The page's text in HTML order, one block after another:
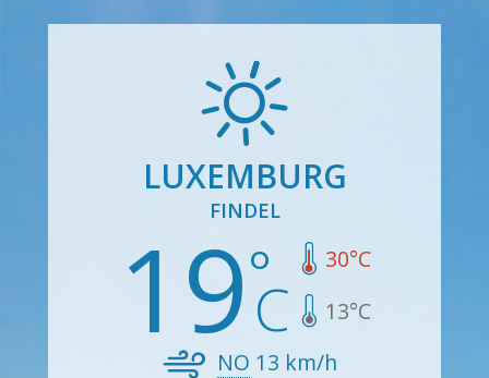
LUXEMBURG
FINDEL
19 30°C
13°C
NO 13 km/h